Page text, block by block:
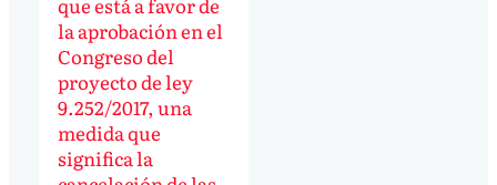
la aprobación en el
Congreso del
proyecto de ley
9.252/2017, una
medida que
significa la